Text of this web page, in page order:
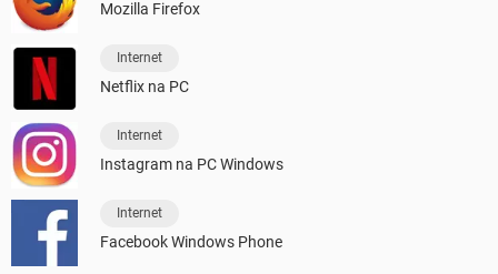
Mozilla Firefox
Internet
Netflix na PC
Internet
Instagram na PC Windows
Internet
Facebook Windows Phone